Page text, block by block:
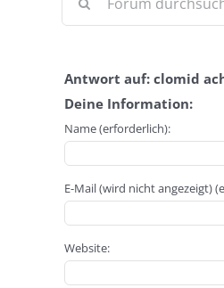
Antwort auf: clomid
Deine Information:
Name (erforderlich):
E-Mail (wird nicht angezeigt)
Website: